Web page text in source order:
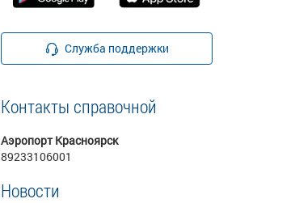
Служба поддержки
Контакты справочной
Аэропорт Красноярск
89233106001
Новости